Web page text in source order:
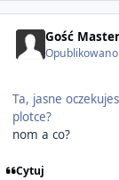
Gość
Opublikowano
Ta, jasne
plotce?
nom a co?
Cytuj